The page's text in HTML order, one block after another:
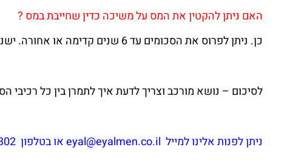
האם ניתן להקטין את המס על משיכה כדין שחייבת במס ?
כן. ניתן לפרוס את הסכומים עד 6 שנים קדימה או אחורה. ישנם כללים לכך.
לסיכום – נושא מורכב וצריך לדעת איך לתמרן בין כל רכיבי
ניתן לפנות אלינו למייל eyal@eyalmen.co.il או בטלפון 073-7690302